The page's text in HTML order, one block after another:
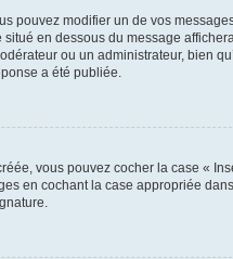
pouvez modifier un de vos
en dessous du message
ou un administrateur, bien
a été publiée.
vous pouvez cocher la case «
en cochant la case appropriée